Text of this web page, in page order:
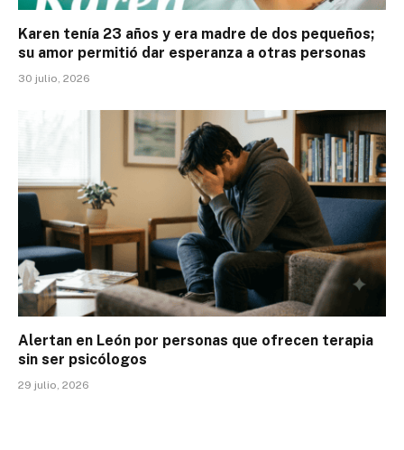
Karen tenía 23 años y era madre de dos pequeños;
su amor permitió dar esperanza a otras personas
30 julio, 2026
Alertan en León por personas que ofrecen terapia
sin ser psicólogos
29 julio, 2026